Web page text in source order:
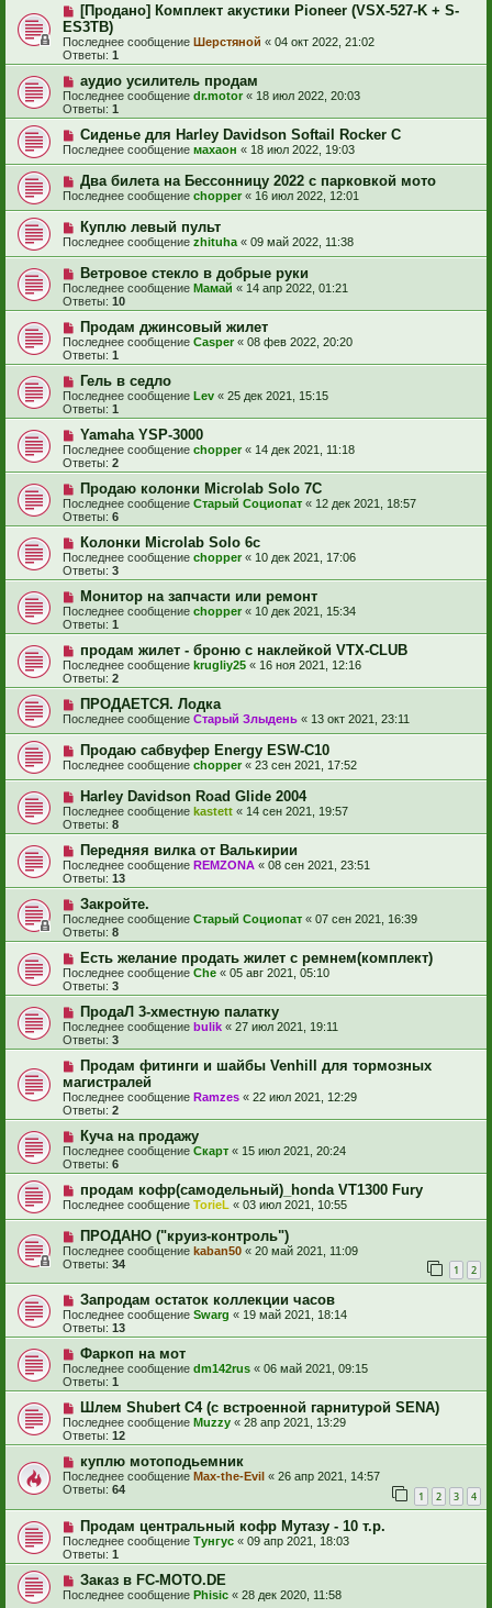
[Продано] Комплект акустики Pioneer (VSX-527-K + S-
ES3TB)
Последнее сообщение Шерстяной « 04 окт 2022, 21:02
Ответы: 1
аудио усилитель продам
Последнее сообщение dr.motor « 18 июл 2022, 20:03
Ответы: 1
Сиденье для Harley Davidson Softail Rocker С
Последнее сообщение махаон « 18 июл 2022, 19:03
Два билета на Бессонницу 2022 с парковкой мото
Последнее сообщение chopper « 16 июл 2022, 12:01
Куплю левый пульт
Последнее сообщение zhituha « 09 май 2022, 11:38
Ветровое стекло в добрые руки
Последнее сообщение Мамай « 14 апр 2022, 01:21
Ответы: 10
Продам джинсовый жилет
Последнее сообщение Casper« 08 фев 2022, 20:20
Ответы: 1
Гель в седло
Последнее сообщение Lev « 25 дек 2021, 15:15
Ответы: 1
Yamaha YSP-3000
Последнее сообщение chopper« 14 дек 2021, 11:18
Ответы: 2
Продаю колонки Microlab Solo 7C
Последнее сообщение Старый Социопат « 12 дек 2021, 18:57
Ответы: 6
Колонки Microlab Solo 6c
Последнее сообщение chopper« 10 дек 2021, 17:06
Ответы: 3
Монитор на запчасти или ремонт
Последнее сообщение chopper « 10 дек 2021, 15:34
Ответы: 1
продам жилет - броню с наклейкой VTX-CLUB
Последнее сообщение krugliy25 « 16 ноя 2021, 12:16
Ответы: 2
ПРОДАЕТСЯ. Лодка
Последнее сообщение Старый Злыдень « 13 окт 2021, 23:11
Продаю сабвуфер Energy ESW-C10
Последнее сообщение chopper« 23 сен 2021, 17:52
Harley Davidson Road Glide 2004
Последнее сообщение kastett « 14 сен 2021, 19:57
Ответы: 8
Передняя вилка от Валькирии
Последнее сообщение REMZONA « 08 сен 2021, 23:51
Ответы: 13
Закройте.
Последнее сообщение Старый Социопат « 07 сен 2021, 16:39
Ответы: 8
Есть желание продать жилет с ремнем(комплект)
Последнее сообщение Сhe « 05 авг 2021, 05:10
Ответы: 3
ПродаЛ 3-хместную палатку
Последнее сообщение bulik « 27 июл 2021, 19:11
Ответы: 3
Продам фитинги и шайбы Venhill для тормозных
магистралей
Последнее сообщение Ramzes « 22 июл 2021, 12:29
Ответы: 2
Куча на продажу
Последнее сообщение Скарт « 15 июл 2021, 20:24
Ответы: 6
продам кофр(самодельный)_honda VT1300 Fury
Последнее сообщение TorieL « 03 июл 2021, 10:55
ПРОДАНО ("круиз-контроль")
Последнее сообщение kaban50 « 20 май 2021, 11:09
Ответы: 34 1 2
Запродам остаток коллекции часов
Последнее сообщение Swarg « 19 май 2021, 18:14
Ответы: 13
Фаркоп на мот
Последнее сообщение dm142rus « 06 май 2021, 09:15
Ответы: 1
Шлем Shubert C4 (с встроенной гарнитурой SENA)
Последнее сообщение Muzzy « 28 апр 2021, 13:29
Ответы: 12
куплю мотоподьемник
Последнее сообщение Max-the-Evil « 26 апр 2021, 14:57
Ответы: 64 1 2 3 4
Продам центральный кофр Мутазу - 10 т.р.
Последнее сообщение Тунгус « 09 апр 2021, 18:03
Ответы: 1
Заказ в FC-MOTO.DE
Последнее сообщение Phisic « 28 дек 2020, 11:58